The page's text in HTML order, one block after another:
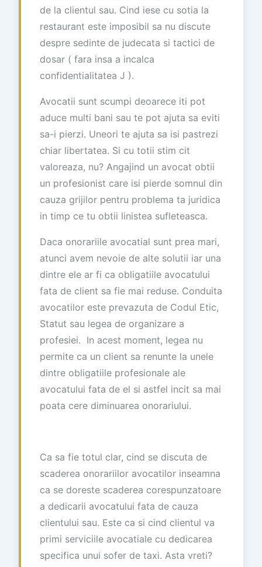
de la clientul sau. Cind iese cu sotia la
restaurant este imposibil sa nu discute
despre sedinte de judecata si tactici de
dosar ( fara insa a incalca
confidentialitatea J ).
Avocatii sunt scumpi deoarece iti pot
aduce multi bani sau te pot ajuta sa eviti
sa-i pierzi. Uneori te ajuta sa isi pastrezi
chiar libertatea. Si cu totii stim cit
valoreaza, nu? Angajind un avocat obtii
un profesionist care isi pierde somnul din
cauza grijilor pentru problema ta juridica
in timp ce tu obtii linistea sufleteasca.
Daca onorariile avocatial sunt prea mari,
atunci avem nevoie de alte solutii iar una
dintre ele ar fi ca obligatiile avocatului
fata de client sa fie mai reduse. Conduita
avocatilor este prevazuta de Codul Etic,
Statut sau legea de organizare a
profesiei. In acest moment, legea nu
permite ca un client sa renunte la unele
dintre obligatiile profesionale ale
avocatului fata de el si astfel incit sa mai
poata cere diminuarea onorariului.
Ca sa fie totul clar, cind se discuta de
scaderea onorariilor avocatilor inseamna
ca se doreste scaderea corespunzatoare
a dedicarii avocatului fata de cauza
clientului sau. Este ca si cind clientul va
primi serviciile avocatiale cu dedicarea
specifica unui sofer de taxi. Asta vreti?